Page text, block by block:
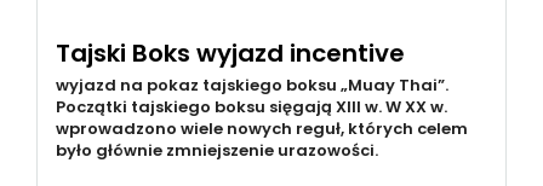
Tajski Boks wyjazd incentive
wyjazd na pokaz tajskiego boksu „Muay Thai”.
Początki tajskiego boksu sięgają XIII w. W XX w.
wprowadzono wiele nowych reguł, których celem
było głównie zmniejszenie urazowości.